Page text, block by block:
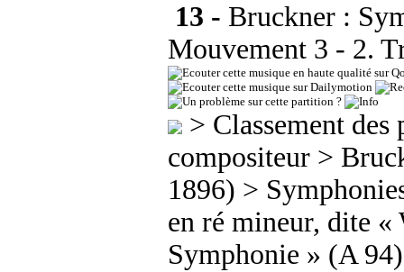
13 - Bruckner :
Mouvement 3 - 2.
> Classement
compositeur >
1896) >
en ré mineur, dite «
Symphonie » (A